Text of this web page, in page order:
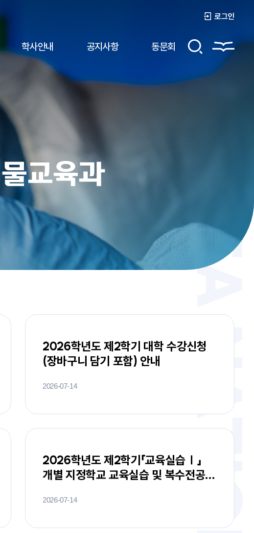
로그인
학사안내 공지사항 동문회
물교육과
2026학년도 제2학기 대학 수강신청
(장바구니 담기 포함) 안내
2026-07-14
2026학년도 제2학기「교육실습Ⅰ」
개별 지정학교 교육실습 및 복수전공
2026-07-14